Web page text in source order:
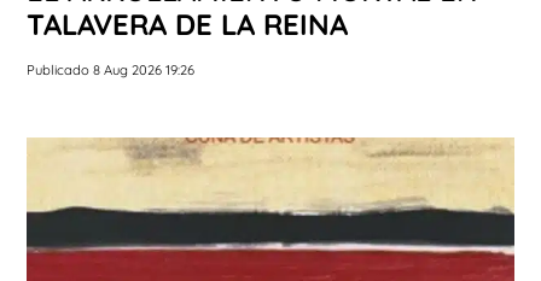
TALAVERA DE LA REINA
Publicado 8 Aug 2026 19:26